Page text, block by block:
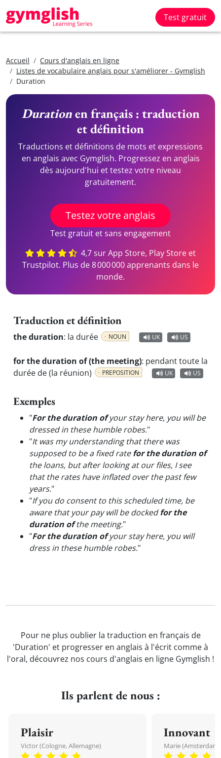
Test gratuit
Accueil
Cours d'anglais en ligne
Listes de vocabulaire anglais pour s'améliorer - Gymglish
Duration
Durationen français : traduction
et définition
Traductions et définitions de mots et expressions
en anglais avec Gymglish. Progressez en anglais
dès aujourd'hui et testez votre niveau
gratuitement.
Testez votre anglais
Test gratuit et sans engagement
4,7 sur App Store, Play Store et
Trustpilot. Plus de 8 000 000 apprenants dans le
monde.
Traduction et définition
the duration: la durée NOUN UK US
for the duration of (the meeting): pendant toute la
durée de (la réunion)
PREPOSITION UK US
Exemples
"For the duration ofyour stay here, you will be
dressed in these humble robes."
"It was my understanding that there was
supposed to be a fixed ratefor the duration of
the loans, but after looking at our files, I see
that the rates have inflated over the past few
years."
"If you do consent to this scheduled time, be
aware that your pay will be dockedfor the
duration ofthe meeting."
"For the duration ofyour stay here, you will
dress in these humble robes."
Pour ne plus oublier la traduction en français de
'Duration' et progresser en anglais à l'écrit comme à
l'oral, découvrez nos cours d'anglais en ligne Gymglish !
Ils parlent de nous :
Plaisir
Victor (Cologne, Allemagne)
Innovant
Marie (Amsterdam,